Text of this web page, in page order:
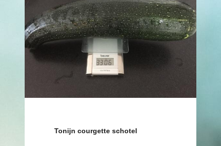
Tonijn courgette schotel